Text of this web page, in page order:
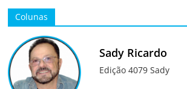
Colunas
Sady Ricardo
Edição 4079 Sady